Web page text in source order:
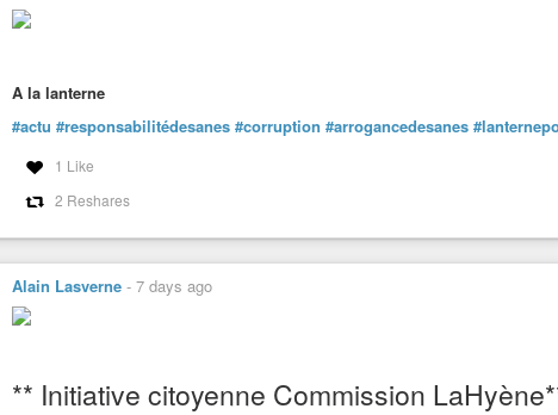
Trump ordonne une attaque MASSIVE sur Téhéran,
A la lanterne
#actu #responsabilitédesanes #corruption #arrogancedesanes
1 Like
2 Reshares
Alain Lasverne - 7 days ago
** Initiative citoyenne Commission